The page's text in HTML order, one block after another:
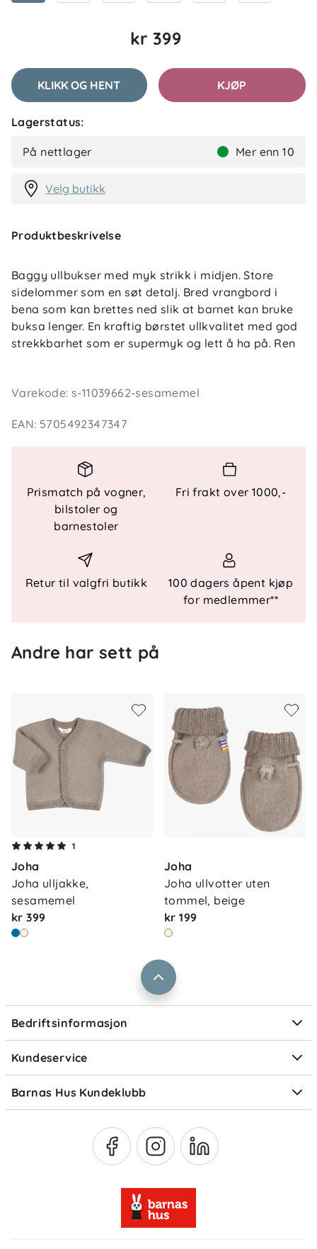
kr 399
KLIKK OG HENT KJØP
Lagerstatus:
På nettlager Mer enn 10
Velg butikk
Produktbeskrivelse
Baggy ullbukser med myk strikk i midjen. Store
sidelommer som en søt detalj. Bred vrangbord i
bena som kan brettes ned slik at barnet kan bruke
buksa lenger. En kraftig børstet ullkvalitet med god
strekkbarhet som er supermyk og lett å ha på. Ren
Varekode:s-11039662-sesamemel
EAN: 5705492347347
Prismatch på vogner,
bilstoler og
barnestoler
Fri frakt over 1000,-
Retur til valgfri butikk
100 dagers åpent kjøp
for medlemmer**
Andre har sett på
1
Joha
Joha ulljakke,
sesamemel
kr 399
Joha
Joha ullvotter uten
tommel, beige
kr 199
Bedriftsinformasjon
Om oss
Våre butikker
Vårt samfunnsansvar
Jobbe i Barnas Hus
Størrelsesguider
Kundeservice
Kontakt oss
Frakt og levering
Retur og reklamasjon
Salgsbetingelser
Ofte stilte spørsmål
Om Klarna
Barnas Hus Kundeklubb
Medlemsvilkår